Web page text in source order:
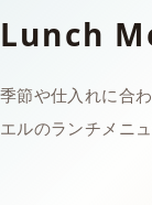
Lunch
季節や仕入れに合
エルのランチメニュ